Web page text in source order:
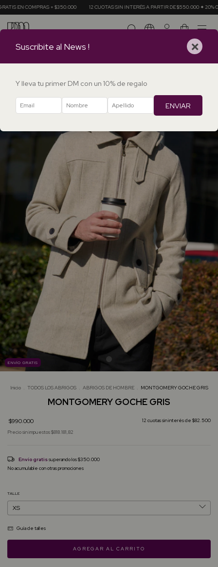
+ $350.000 12 CUOTAS SIN INTERÉS A PARTIR DE $550.000 ✦ 20% OFF EN
0
ENVÍO GRATIS
Inicio . TODOS LOS ABRIGOS . ABRIGOS DE HOMBRE . MONTGOMERY GOCHE GRIS
MONTGOMERY GOCHE GRIS
$990.000 12 cuotas sin interés de $82.500
Precio sin impuestos$818.181,82
Envío gratissuperando los$350.000
No acumulable con otras promociones
TALLE
Guía de talles
Suscribite al News ! ×
Y lleva tu primer DM con un 10% de regalo
ENVIAR